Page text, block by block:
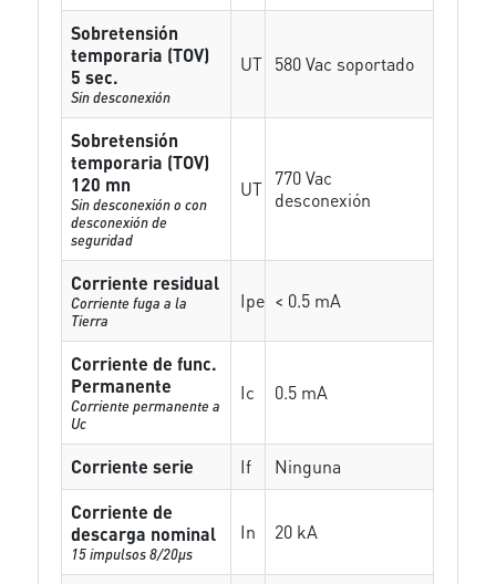
Sobretensión
temporaria (TOV)
5 sec.
Sin desconexión
UT 580 Vac soportado
Sobretensión
temporaria (TOV)
120 mn
Sin desconexión o con
desconexión de
seguridad
UT 770 Vac
desconexión
Corriente residual
Corriente fuga a la
Tierra
Ipe < 0.5 mA
Corriente de func.
Permanente
Corriente permanente a
Uc
Ic 0.5 mA
Corriente serie If
Ninguna
Corriente de
descarga nominal
15 impulsos 8/20µs
In 20 kA